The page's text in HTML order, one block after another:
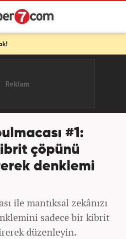
#1:
çöpünü
denklemi
ile mantıksal zekânızı
sadece bir kibrit
düzenleyin.